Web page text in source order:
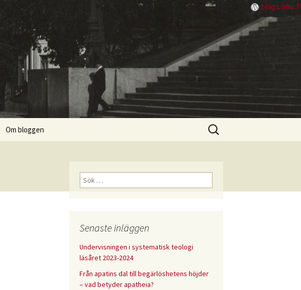
blogs.abo.fi
Om bloggen
Sök
efter:
Sök
efter:
Senaste inläggen
Undervisningen i systematisk teologi
läsåret 2023-2024
Från apatins dal till begärlöshetens höjder
– vad betyder apatheia?